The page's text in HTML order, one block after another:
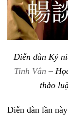
Diễn đàn Kỷ
Tinh Vân –
thảo
Diễn đàn lần